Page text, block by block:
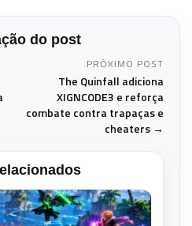
do post
PRÓXIMO POST
The Quinfall adiciona
XIGNCODE3 e reforça
combate contra trapaças e
cheaters →